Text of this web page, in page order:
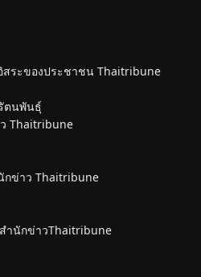
ระของประชาชน Thaitribune
ตนพันธุ์
Thaitribune
กข่าว Thaitribune
ำนักข่าวThaitribune